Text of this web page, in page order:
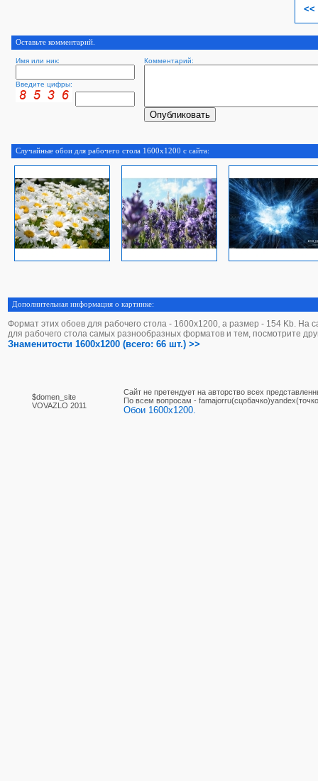
<<
Оставьте комментарий.
Имя или ник: Комментарий:
Введите цифры:
Случайные обои для рабочего стола 1600x1200 с сайта:
Дополнительная информация о картинке:
Формат этих обоев для рабочего стола - 1600х1200, а размер - 154 Kb. На
для рабочего стола самых разнообразных форматов и тем, посмотрите
Знаменитости 1600x1200 (всего: 66 шт.) >>
$domen_site
VOVAZLO 2011
Сайт не претендует на авторство всех
По вcем вопросам -
Обои 1600x1200.